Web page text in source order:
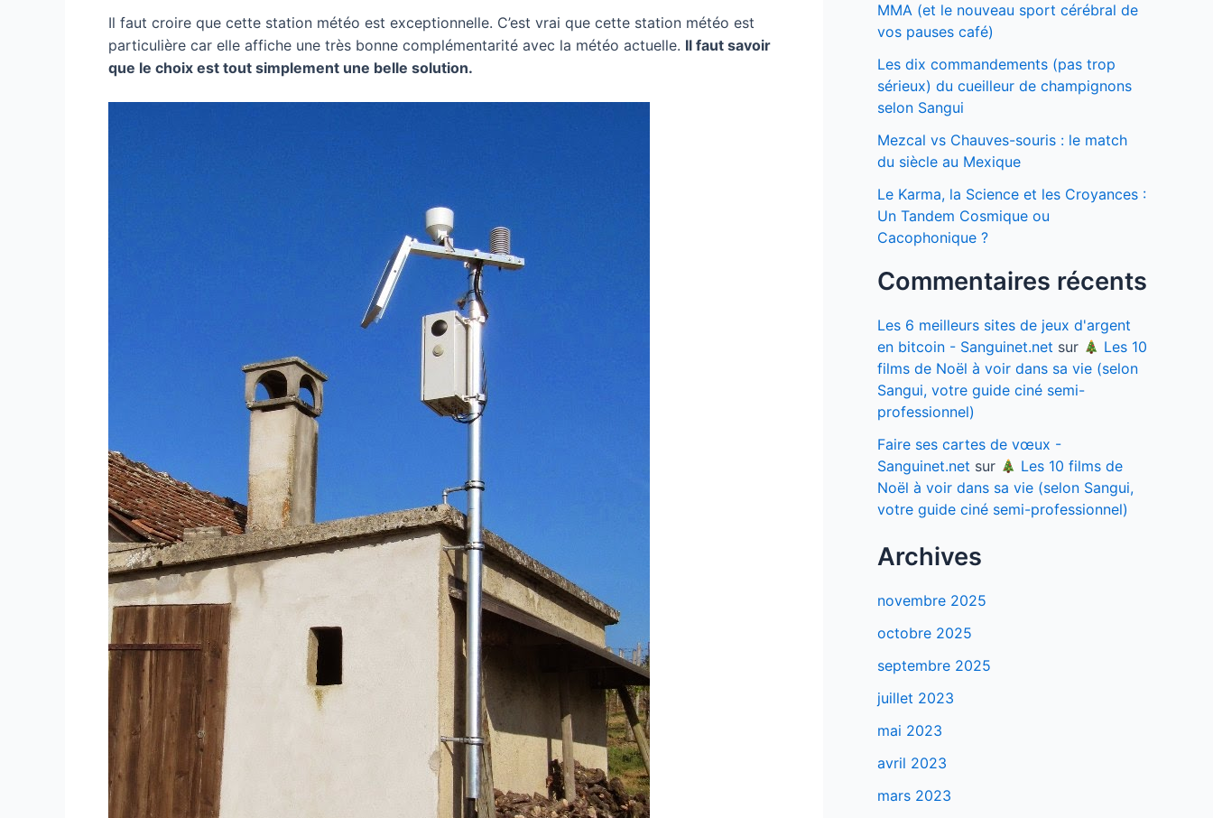
Il faut croire que cette station météo est exceptionnelle. C’est vrai que cette station météo est
particulière car elle affiche une très bonne complémentarité avec la météo actuelle. Il faut savoir
que le choix est tout simplement une belle solution.
MMA (et le nouveau sport cérébral de
vos pauses café)
Les dix commandements (pas trop
sérieux) du cueilleur de champignons
selon Sangui
Mezcal vs Chauves-souris : le match
du siècle au Mexique
Le Karma, la Science et les Croyances :
Un Tandem Cosmique ou
Cacophonique ?
Commentaires récents
Les 6 meilleurs sites de jeux d'argent
en bitcoin - Sanguinet.net sur
Les 10
films de Noël à voir dans sa vie (selon
Sangui, votre guide ciné semi-
professionnel)
Faire ses cartes de vœux -
Sanguinet.net sur
Les 10 films de
Noël à voir dans sa vie (selon Sangui,
votre guide ciné semi-professionnel)
Archives
novembre 2025
octobre 2025
septembre 2025
juillet 2023
mai 2023
avril 2023
mars 2023